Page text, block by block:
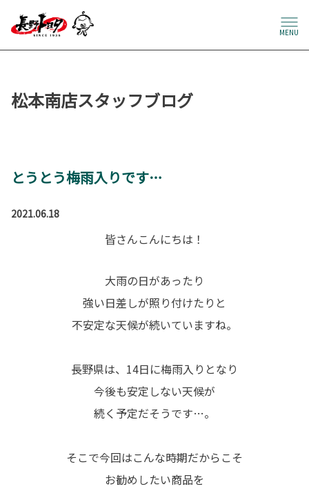
MENU
松本南店スタッフブログ
とうとう梅雨入りです…
2021.06.18
皆さんこんにちは！
大雨の日があったり
強い日差しが照り付けたりと
不安定な天候が続いていますね。
長野県は、14日に梅雨入りとなり
今後も安定しない天候が
続く予定だそうです…。
そこで今回はこんな時期だからこそ
お勧めしたい商品を